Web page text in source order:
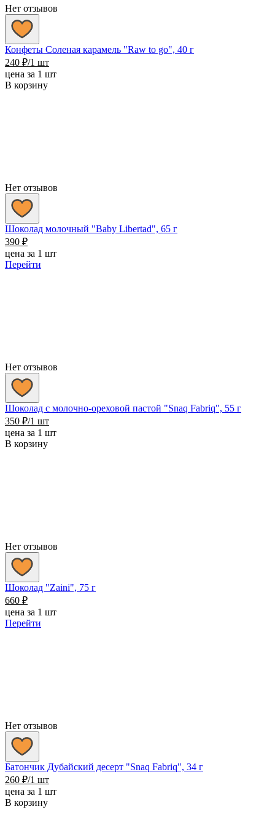
Нет отзывов
Конфеты Соленая карамель "Raw to go", 40 г
240 ₽/1 шт
цена за 1 шт
В корзину
Нет отзывов
Шоколад молочный "Baby Libertad", 65 г
390 ₽
цена за 1 шт
Перейти
Нет отзывов
Шоколад с молочно-ореховой пастой "Snaq Fabriq", 55 г
350 ₽/1 шт
цена за 1 шт
В корзину
Нет отзывов
Шоколад "Zaini", 75 г
660 ₽
цена за 1 шт
Перейти
Нет отзывов
Батончик Дубайский десерт "Snaq Fabriq", 34 г
260 ₽/1 шт
цена за 1 шт
В корзину